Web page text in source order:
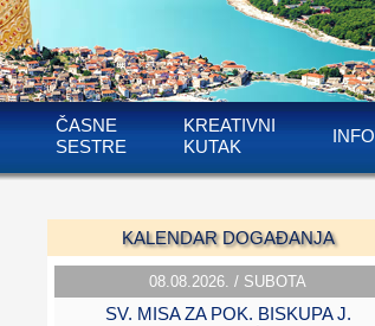
ČASNE
SESTRE
KREATIVNI
KUTAK
INFO
KALENDAR DOGAĐANJA
08.08.2026. / SUBOTA
SV. MISA ZA POK. BISKUPA J.